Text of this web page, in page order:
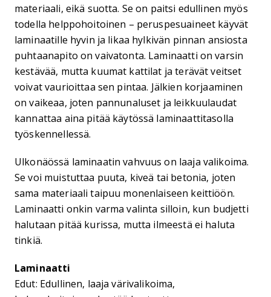
materiaali, eikä suotta. Se on paitsi edullinen myös
todella helppohoitoinen – peruspesuaineet käyvät
laminaatille hyvin ja likaa hylkivän pinnan ansiosta
puhtaanapito on vaivatonta. Laminaatti on varsin
kestävää, mutta kuumat kattilat ja terävät veitset
voivat vaurioittaa sen pintaa. Jälkien korjaaminen
on vaikeaa, joten pannunaluset ja leikkuulaudat
kannattaa aina pitää käytössä laminaattitasolla
työskennellessä.
Ulkonäössä laminaatin vahvuus on laaja valikoima.
Se voi muistuttaa puuta, kiveä tai betonia, joten
sama materiaali taipuu monenlaiseen keittiöön.
Laminaatti onkin varma valinta silloin, kun budjetti
halutaan pitää kurissa, mutta ilmeestä ei haluta
tinkiä.
Laminaatti
Edut: Edullinen, laaja värivalikoima,